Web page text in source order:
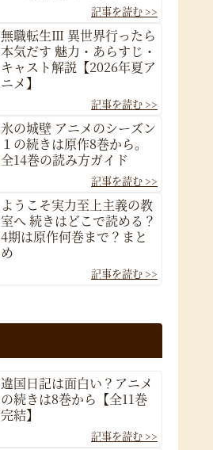
無職転生Ⅲ 異世界行ったら
本気だす 魅力・あらすじ・
キャスト解説【2026年夏ア
ニメ】
氷の城壁 アニメのシーズン
１の続きは原作8巻から。
全14巻の読み方ガイド
ようこそ実力至上主義の教
室へ 続きはどこで読める？
4期は原作何巻まで？まと
め
違国日記は面白い？アニメ
の続きは8巻から【全11巻
完結】